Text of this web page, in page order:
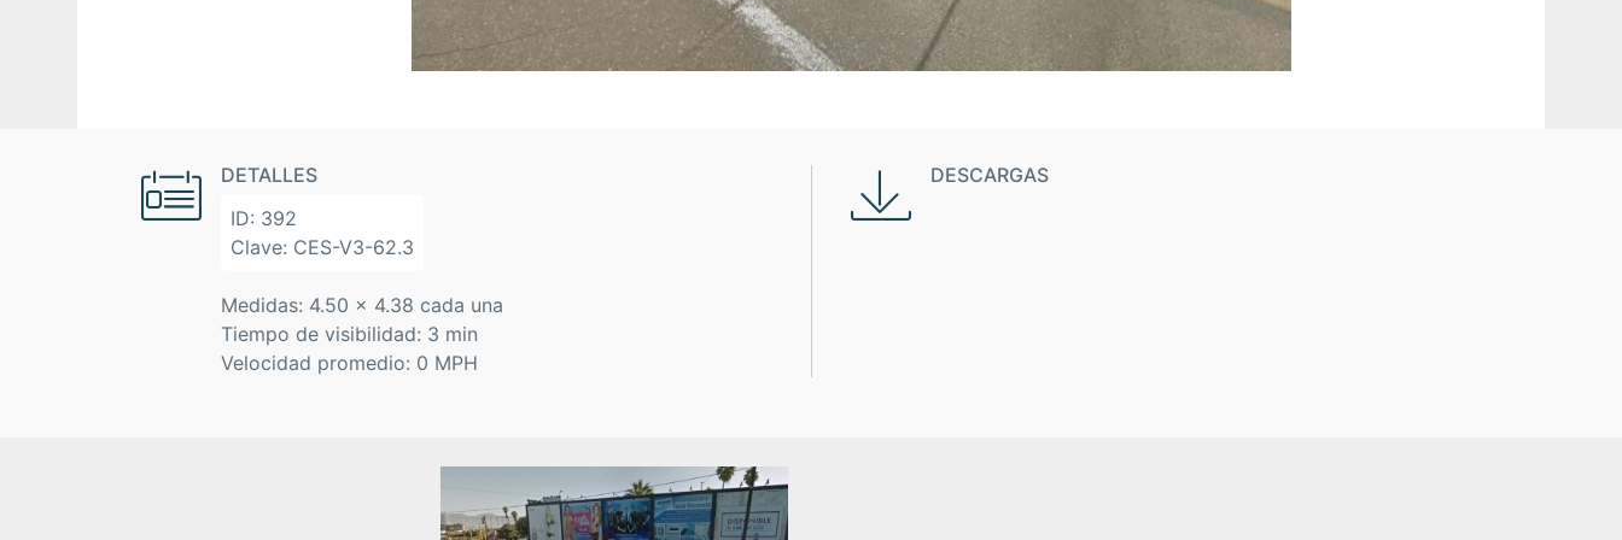
DETALLES
ID: 392
Clave: CES-V3-62.3
Medidas: 4.50 x 4.38 cada una
Tiempo de visibilidad: 3 min
Velocidad promedio: 0 MPH
DESCARGAS